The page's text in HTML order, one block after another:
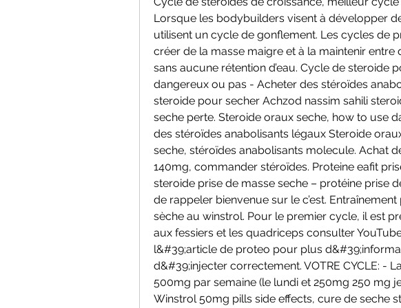
Lorsque les bodybuilders visent à développer
utilisent un cycle de gonflement. Les cycles de
créer de la masse maigre et à la maintenir
sans aucune rétention d’eau. Cycle de steroide
dangereux ou pas - Acheter des stéroïdes
steroide pour secher Achzod nassim sahili
seche perte. Steroide oraux seche, how to use
des stéroïdes anabolisants légaux Steroide
seche, stéroïdes anabolisants molecule. Achat
140mg, commander stéroïdes. Proteine eafit
steroide prise de masse seche – protéine prise
de rappeler bienvenue sur le c’est.
sèche au winstrol. Pour le premier cycle, il est
aux fessiers et les quadriceps consulter
l&#39;article de proteo pour plus
d&#39;injecter correctement. VOTRE CYCLE: -
500mg par semaine (le lundi et 250mg 250 mg
Winstrol 50mg pills side effects, cure de seche